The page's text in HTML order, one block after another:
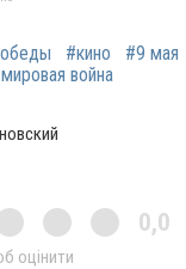
#кино #9 мая
война
0,0
оцінити